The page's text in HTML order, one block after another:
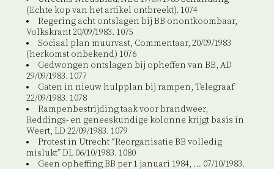
(Echte kop van het artikel ontbreekt). 1074
Regering acht ontslagen bij BB onontkoombaar,
Volkskrant 20/09/1983. 1075
Sociaal plan muurvast, Commentaar, 20/09/1983
(herkomst onbekend) 1076
Gedwongen ontslagen bij opheffen van BB, AD
29/09/1983. 1077
Gaten in nieuw hulpplan bij rampen, Telegraaf
22/09/1983. 1078
Rampenbestrijding taak voor brandweer,
Reddings- en geneeskundige kolonne krijgt basis in
Weert, LD 22/09/1983. 1079
Protest in Utrecht “Reorganisatie BB volledig
mislukt” DL 06/10/1983. 1080
Geen opheffing BB per 1 januari 1984, … 07/10/1983.